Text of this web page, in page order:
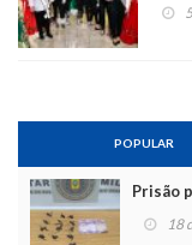
POPULAR
Prisão
18